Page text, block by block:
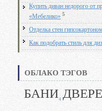
Купить диван недорого от
«Мебелико» 5
Отделка стен
Как подобрать стиль для
ОБЛАКО ТЭГОВ
БАНИ4